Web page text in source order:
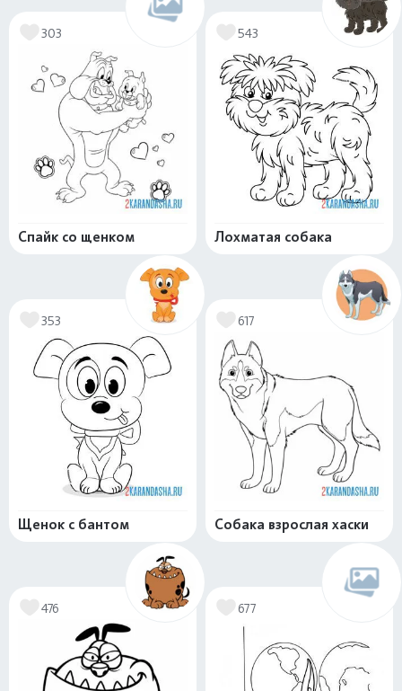
303
Спайк со щенком
543
Лохматая собака
353
Щенок с бантом
617
Собака взрослая хаски
476 677